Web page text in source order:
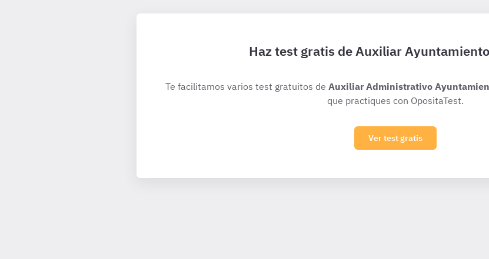
Haz test gratis de Auxiliar
Te facilitamos varios test gratuitos de Auxiliar Administrativo
que practiques con OpositaTest.
Ver test gratis